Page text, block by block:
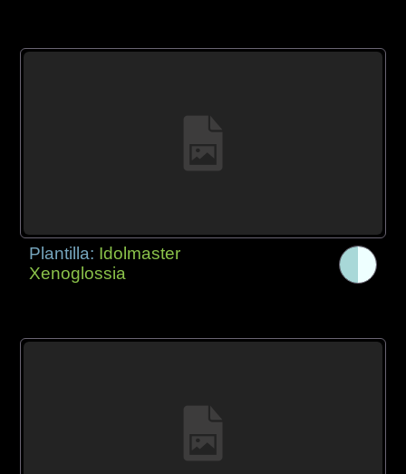
Plantilla: Idolmaster
Xenoglossia